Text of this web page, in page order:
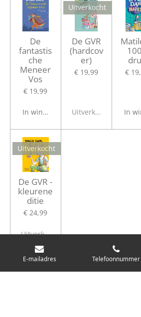
De
fantastis
che
Meneer
Vos
€ 19,99
In winkelwagen
Uitverkocht
De GVR
(hardcov
er)
€ 19,99
Uitverkocht
€
In
Uitverkocht
De GVR -
kleurene
ditie
€ 24,99
Uitverkocht
E-mailadres Telefoonnummer